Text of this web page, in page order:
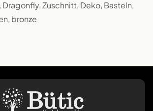
Zuschnitt, Deko, Basteln,
bronze